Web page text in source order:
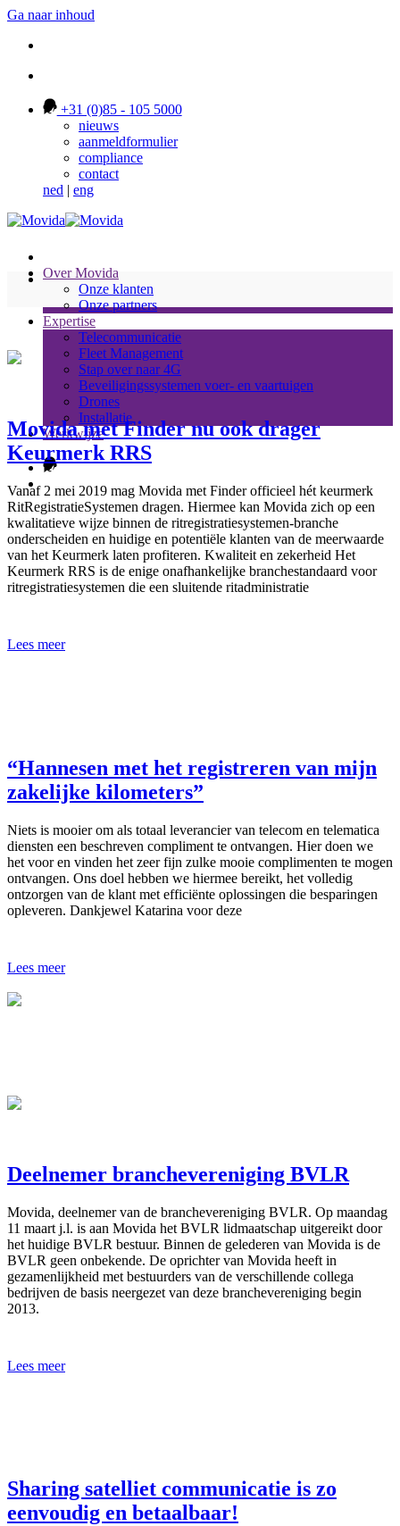
Ga naar inhoud
+31 (0)85 - 105 5000
nieuws
aanmeldformulier
compliance
contact
ned | eng
Over Movida
Onze klanten
Onze partners
Expertise
Telecommunicatie
Fleet Management
Stap over naar 4G
Beveiligingssystemen voer- en vaartuigen
Drones
Installatie
Werkwijze
Movida met Finder nu ook drager
Keurmerk RRS
Vanaf 2 mei 2019 mag Movida met Finder officieel hét keurmerk
RitRegistratieSystemen dragen. Hiermee kan Movida zich op een
kwalitatieve wijze binnen de ritregistratiesystemen-branche
onderscheiden en huidige en potentiële klanten van de meerwaarde
van het Keurmerk laten profiteren. Kwaliteit en zekerheid Het
Keurmerk RRS is de enige onafhankelijke branchestandaard voor
ritregistratiesystemen die een sluitende ritadministratie
Lees meer
“Hannesen met het registreren van mijn
zakelijke kilometers”
Niets is mooier om als totaal leverancier van telecom en telematica
diensten een beschreven compliment te ontvangen. Hier doen we
het voor en vinden het zeer fijn zulke mooie complimenten te mogen
ontvangen. Ons doel hebben we hiermee bereikt, het volledig
ontzorgen van de klant met efficiënte oplossingen die besparingen
opleveren. Dankjewel Katarina voor deze
Lees meer
Deelnemer branchevereniging BVLR
Movida, deelnemer van de branchevereniging BVLR. Op maandag
11 maart j.l. is aan Movida het BVLR lidmaatschap uitgereikt door
het huidige BVLR bestuur. Binnen de gelederen van Movida is de
BVLR geen onbekende. De oprichter van Movida heeft in
gezamenlijkheid met bestuurders van de verschillende collega
bedrijven de basis neergezet van deze branchevereniging begin
2013.
Lees meer
Sharing satelliet communicatie is zo
eenvoudig en betaalbaar!